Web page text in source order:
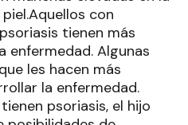
con
tienen más
enfermedad. Algunas
les hacen más
la enfermedad.
psoriasis, el hijo